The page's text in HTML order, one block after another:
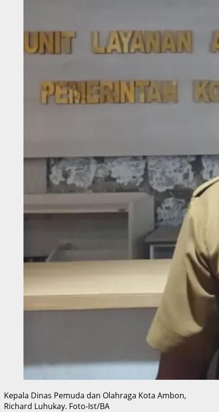
Kepala Dinas Pemuda dan Olahraga Kota Ambon,
Richard Luhukay. Foto-Ist/BA